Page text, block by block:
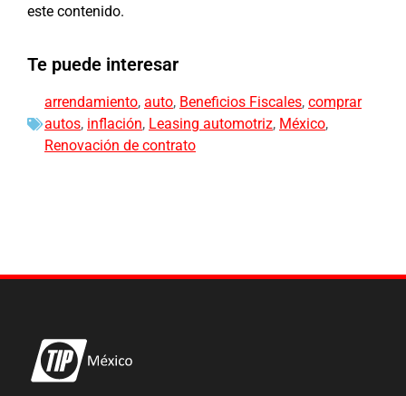
este contenido.
Te puede interesar
arrendamiento, auto, Beneficios Fiscales, comprar
autos, inflación, Leasing automotriz, México,
Renovación de contrato